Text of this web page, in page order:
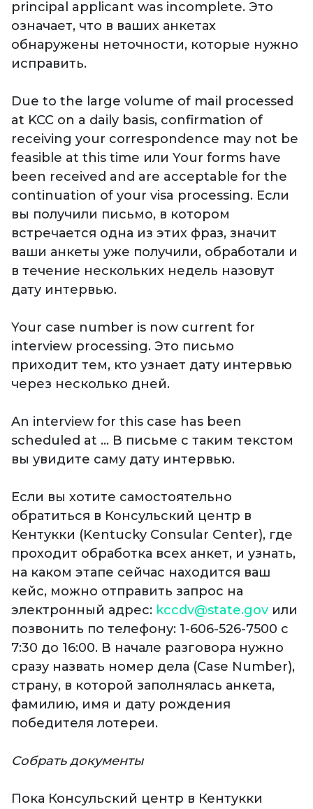
principal applicant was incomplete. Это
означает, что в ваших анкетах
обнаружены неточности, которые нужно
исправить.
Due to the large volume of mail processed
at KCC on a daily basis, confirmation of
receiving your correspondence may not be
feasible at this time или Your forms have
been received and are acceptable for the
continuation of your visa processing. Если
вы получили письмо, в котором
встречается одна из этих фраз, значит
ваши анкеты уже получили, обработали и
в течение нескольких недель назовут
дату интервью.
Your case number is now current for
interview processing. Это письмо
приходит тем, кто узнает дату интервью
через несколько дней.
An interview for this case has been
scheduled at … В письме с таким текстом
вы увидите саму дату интервью.
Если вы хотите самостоятельно
обратиться в Консульский центр в
Кентукки (Kentucky Consular Center), где
проходит обработка всех анкет, и узнать,
на каком этапе сейчас находится ваш
кейс, можно отправить запрос на
электронный адрес: kccdv@state.gov или
позвонить по телефону: 1-606-526-7500 с
7:30 до 16:00. В начале разговора нужно
сразу назвать номер дела (Case Number),
страну, в которой заполнялась анкета,
фамилию, имя и дату рождения
победителя лотереи.
Собрать документы
Пока Консульский центр в Кентукки